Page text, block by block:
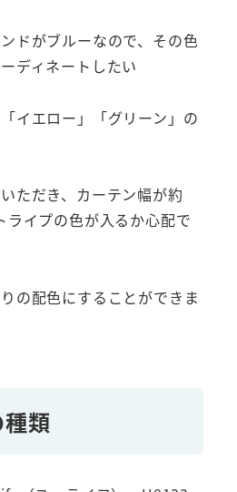
ドがブルーなので、その色
ディネートしたい
イエロー」「グリーン」の
ただき、カーテン幅が約
ライプの色が入るか心配で
の配色にすることができま
類